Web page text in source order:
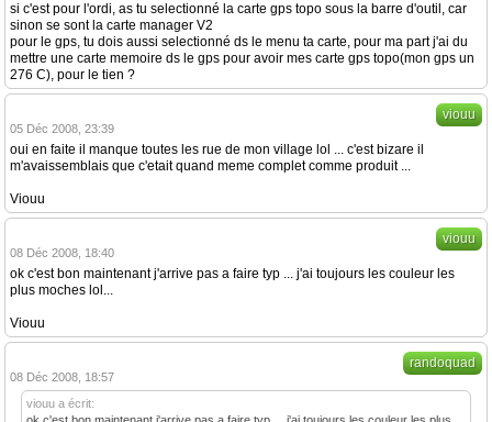
si c'est pour l'ordi, as tu selectionné la carte gps topo sous la barre d'outil, car
sinon se sont la carte manager V2
pour le gps, tu dois aussi selectionné ds le menu ta carte, pour ma part j'ai du
mettre une carte memoire ds le gps pour avoir mes carte gps topo(mon gps un
276 C), pour le tien ?
viouu
05 Déc 2008, 23:39
oui en faite il manque toutes les rue de mon village lol ... c'est bizare il
m'avaissemblais que c'etait quand meme complet comme produit ...
Viouu
viouu
08 Déc 2008, 18:40
ok c'est bon maintenant j'arrive pas a faire typ ... j'ai toujours les couleur les
plus moches lol...
Viouu
randoquad
08 Déc 2008, 18:57
viouu a écrit: